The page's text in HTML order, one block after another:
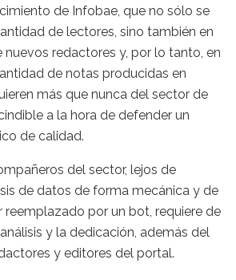
de Infobae, que no sólo se
de lectores, sino también en
redactores y, por lo tanto, en
de notas producidas en
más que nunca del sector de
a la hora de defender un
de calidad.
del sector, lejos de
de datos de forma mecánica y de
reemplazado por un bot, requiere de
y la dedicación, además del
y editores del portal.